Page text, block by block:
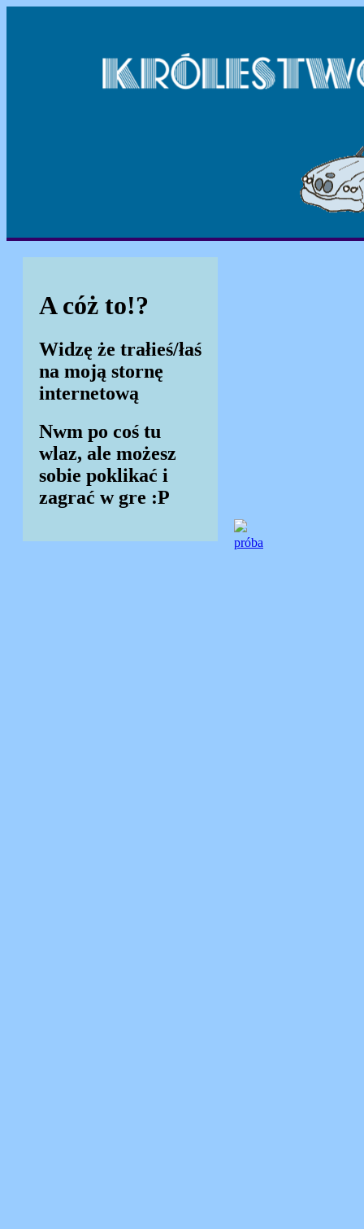
A cóż to!?
Widzę że trałieś/łaś
na moją stornę
internetową
Nwm po coś tu
wlaz, ale możesz
sobie poklikać i
zagrać w gre :P
próba